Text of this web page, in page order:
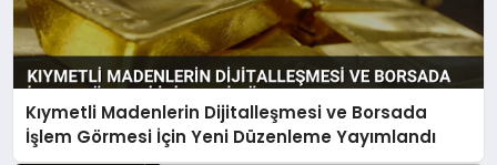
Kıymetli Madenlerin Dijitalleşmesi ve Borsada
İşlem Görmesi İçin Yeni Düzenleme Yayımlandı